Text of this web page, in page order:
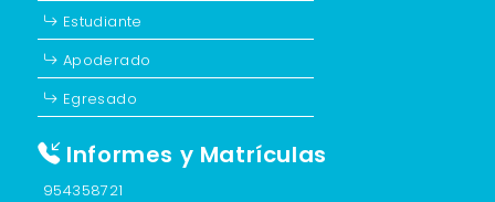
Estudiante
Apoderado
Egresado
Informes y Matrículas
954358721